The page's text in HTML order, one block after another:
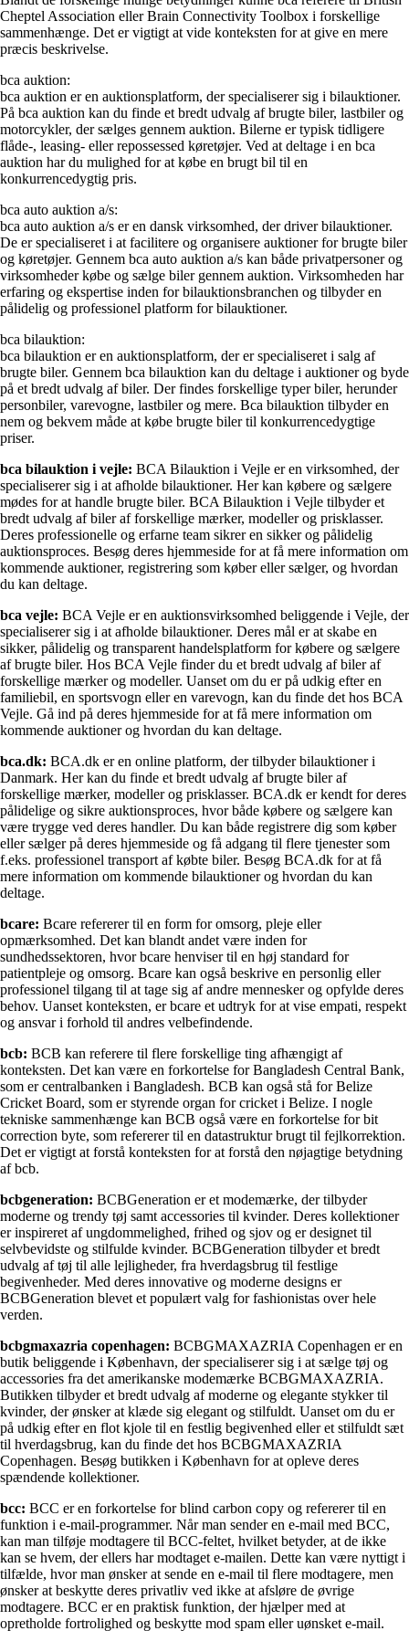
Cheptel Association eller Brain Connectivity Toolbox i forskellige
sammenhænge. Det er vigtigt at vide konteksten for at give en mere
præcis beskrivelse.
bca auktion:
bca auktion er en auktionsplatform, der specialiserer sig i bilauktioner.
På bca auktion kan du finde et bredt udvalg af brugte biler, lastbiler og
motorcykler, der sælges gennem auktion. Bilerne er typisk tidligere
flåde-, leasing- eller repossessed køretøjer. Ved at deltage i en bca
auktion har du mulighed for at købe en brugt bil til en
konkurrencedygtig pris.
bca auto auktion a/s:
bca auto auktion a/s er en dansk virksomhed, der driver bilauktioner.
De er specialiseret i at facilitere og organisere auktioner for brugte biler
og køretøjer. Gennem bca auto auktion a/s kan både privatpersoner og
virksomheder købe og sælge biler gennem auktion. Virksomheden har
erfaring og ekspertise inden for bilauktionsbranchen og tilbyder en
pålidelig og professionel platform for bilauktioner.
bca bilauktion:
bca bilauktion er en auktionsplatform, der er specialiseret i salg af
brugte biler. Gennem bca bilauktion kan du deltage i auktioner og byde
på et bredt udvalg af biler. Der findes forskellige typer biler, herunder
personbiler, varevogne, lastbiler og mere. Bca bilauktion tilbyder en
nem og bekvem måde at købe brugte biler til konkurrencedygtige
priser.
bca bilauktion i vejle: BCA Bilauktion i Vejle er en virksomhed, der
specialiserer sig i at afholde bilauktioner. Her kan købere og sælgere
mødes for at handle brugte biler. BCA Bilauktion i Vejle tilbyder et
bredt udvalg af biler af forskellige mærker, modeller og prisklasser.
Deres professionelle og erfarne team sikrer en sikker og pålidelig
auktionsproces. Besøg deres hjemmeside for at få mere information om
kommende auktioner, registrering som køber eller sælger, og hvordan
du kan deltage.
bca vejle: BCA Vejle er en auktionsvirksomhed beliggende i Vejle, der
specialiserer sig i at afholde bilauktioner. Deres mål er at skabe en
sikker, pålidelig og transparent handelsplatform for købere og sælgere
af brugte biler. Hos BCA Vejle finder du et bredt udvalg af biler af
forskellige mærker og modeller. Uanset om du er på udkig efter en
familiebil, en sportsvogn eller en varevogn, kan du finde det hos BCA
Vejle. Gå ind på deres hjemmeside for at få mere information om
kommende auktioner og hvordan du kan deltage.
bca.dk: BCA.dk er en online platform, der tilbyder bilauktioner i
Danmark. Her kan du finde et bredt udvalg af brugte biler af
forskellige mærker, modeller og prisklasser. BCA.dk er kendt for deres
pålidelige og sikre auktionsproces, hvor både købere og sælgere kan
være trygge ved deres handler. Du kan både registrere dig som køber
eller sælger på deres hjemmeside og få adgang til flere tjenester som
f.eks. professionel transport af købte biler. Besøg BCA.dk for at få
mere information om kommende bilauktioner og hvordan du kan
deltage.
bcare: Bcare refererer til en form for omsorg, pleje eller
opmærksomhed. Det kan blandt andet være inden for
sundhedssektoren, hvor bcare henviser til en høj standard for
patientpleje og omsorg. Bcare kan også beskrive en personlig eller
professionel tilgang til at tage sig af andre mennesker og opfylde deres
behov. Uanset konteksten, er bcare et udtryk for at vise empati, respekt
og ansvar i forhold til andres velbefindende.
bcb: BCB kan referere til flere forskellige ting afhængigt af
konteksten. Det kan være en forkortelse for Bangladesh Central Bank,
som er centralbanken i Bangladesh. BCB kan også stå for Belize
Cricket Board, som er styrende organ for cricket i Belize. I nogle
tekniske sammenhænge kan BCB også være en forkortelse for bit
correction byte, som refererer til en datastruktur brugt til fejlkorrektion.
Det er vigtigt at forstå konteksten for at forstå den nøjagtige betydning
af bcb.
bcbgeneration: BCBGeneration er et modemærke, der tilbyder
moderne og trendy tøj samt accessories til kvinder. Deres kollektioner
er inspireret af ungdommelighed, frihed og sjov og er designet til
selvbevidste og stilfulde kvinder. BCBGeneration tilbyder et bredt
udvalg af tøj til alle lejligheder, fra hverdagsbrug til festlige
begivenheder. Med deres innovative og moderne designs er
BCBGeneration blevet et populært valg for fashionistas over hele
verden.
bcbgmaxazria copenhagen: BCBGMAXAZRIA Copenhagen er en
butik beliggende i København, der specialiserer sig i at sælge tøj og
accessories fra det amerikanske modemærke BCBGMAXAZRIA.
Butikken tilbyder et bredt udvalg af moderne og elegante stykker til
kvinder, der ønsker at klæde sig elegant og stilfuldt. Uanset om du er
på udkig efter en flot kjole til en festlig begivenhed eller et stilfuldt sæt
til hverdagsbrug, kan du finde det hos BCBGMAXAZRIA
Copenhagen. Besøg butikken i København for at opleve deres
spændende kollektioner.
bcc: BCC er en forkortelse for blind carbon copy og refererer til en
funktion i e-mail-programmer. Når man sender en e-mail med BCC,
kan man tilføje modtagere til BCC-feltet, hvilket betyder, at de ikke
kan se hvem, der ellers har modtaget e-mailen. Dette kan være nyttigt i
tilfælde, hvor man ønsker at sende en e-mail til flere modtagere, men
ønsker at beskytte deres privatliv ved ikke at afsløre de øvrige
modtagere. BCC er en praktisk funktion, der hjælper med at
opretholde fortrolighed og beskytte mod spam eller uønsket e-mail.